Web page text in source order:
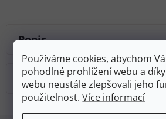
Používáme cookies, abychom
pohodlné prohlížení webu a
webu neustále zlepšovali jeho
použitelnost.Více informací
Popis
Diskuze